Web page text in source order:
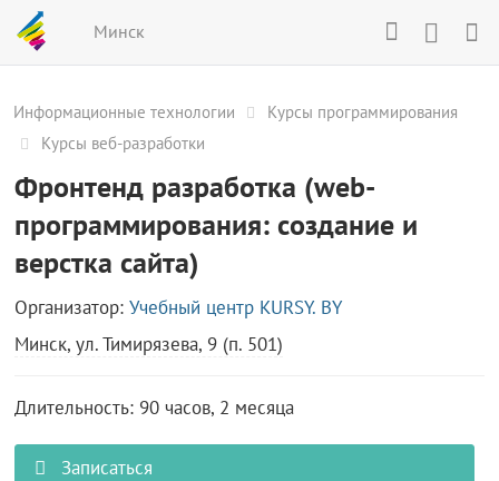
Минск
Информационные технологии
Курсы программирования
Курсы веб-разработки
Фронтенд разработка (web-
программирования: создание и
верстка сайта)
Организатор:Учебный центр KURSY. BY
Минск, ул. Тимирязева, 9 (п. 501)
Длительность: 90 часов, 2 месяца
Записаться